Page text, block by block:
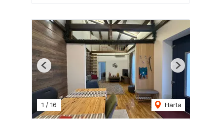
1 / 16 Harta
Previous Next